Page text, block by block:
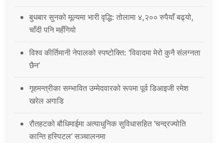
बुधबार सुनको मूल्यमा भारी वृद्धि: तोलामा ४,२०० रुपैयाँ बढ्यो,
चाँदी पनि महँगियो
विश्व कीर्तिमानी नेपालको स्पष्टोक्ति: ‘विवादमा मेरो कुनै संलग्नता
छैन’
गृहमन्त्रीका सम्भावित उम्मेदवारको रूपमा पूर्व डिआइजी रमेश
खरेल अगाडि
रौतहटको बौधिमाईमा अत्याधुनिक सुविधासहित ‘चन्द्रज्योति
कान्ति हस्पिटल’ सञ्चालनमा